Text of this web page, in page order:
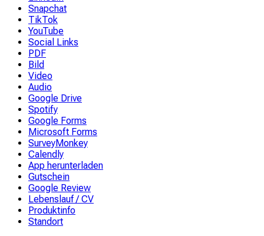
Snapchat
TikTok
YouTube
Social Links
PDF
Bild
Video
Audio
Google Drive
Spotify
Google Forms
Microsoft Forms
SurveyMonkey
Calendly
App herunterladen
Gutschein
Google Review
Lebenslauf / CV
Produktinfo
Standort